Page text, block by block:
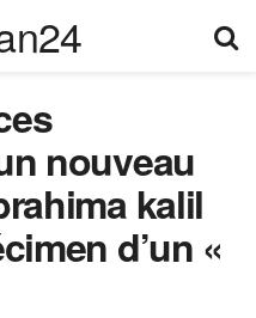
nouveau
kalil
d’un «